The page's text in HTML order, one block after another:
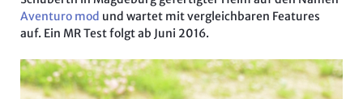
Aventuro mod und wartet mit vergleichbaren Features
auf. Ein MR Test folgt ab Juni 2016.